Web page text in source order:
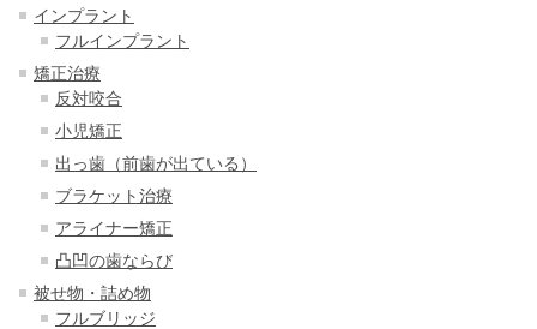
インプラント
フルインプラント
矯正治療
反対咬合
小児矯正
出っ歯（前歯が出ている）
ブラケット治療
アライナー矯正
凸凹の歯ならび
被せ物・詰め物
フルブリッジ